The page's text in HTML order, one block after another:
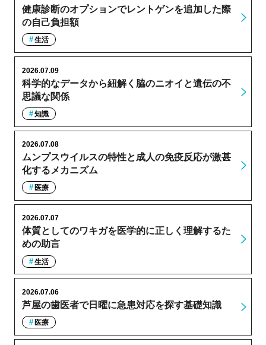
健康診断のオプションでレントゲンを追加した際
の自己負担額
生活
科学的なデータから紐解く脇のニオイと遺伝の不
思議な関係
2026.07.09
知識
ムンプスウイルスの特性と成人の免疫反応が激甚
化するメカニズム
2026.07.08
医療
体質としてのワキガを医学的に正しく理解するた
めの助言
2026.07.07
生活
芦屋の歯医者で日曜に急患対応を探す基礎知識
2026.07.06
医療